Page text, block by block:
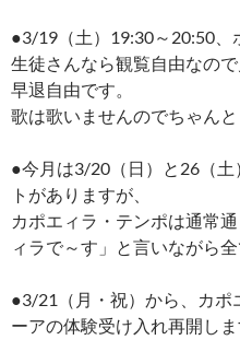
●3/19（土）19:30～20:50、
生徒さんなら観覧自由なの
早退自由です。
歌は歌いませんのでちゃん
●今月は3/20（日）と26（
トがありますが、
カポエィラ・テンポは通常
ィラで～す」と言いながら
●3/21（月・祝）から、カポ
ーアの体験受け入れ再開しま